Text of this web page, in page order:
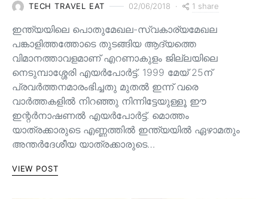
TECH TRAVEL EAT 02/06/2018 1 share
ഇന്ത്യയിലെ പൊതുമേഖല-സ്വകാര്യമേഖല
പങ്കാളിത്തത്തോടെ തുടങ്ങിയ ആദ്യത്തെ
വിമാനത്താവളമാണ് എറണാകുളം ജില്ലയിലെ
നെടുമ്പാശ്ശേരി എയർപോർട്ട്. 1999 മേയ് 25ന്
പ്രവർത്തനമാരംഭിച്ചതു മുതൽ ഇന്ന് വരെ
വാർത്തകളിൽ നിറഞ്ഞു നിന്നിട്ടേയുള്ളൂ ഈ
ഇന്റർനാഷണൽ എയർപോർട്ട്. മൊത്തം
യാത്രക്കാരുടെ എണ്ണത്തിൽ ഇന്ത്യയിൽ ഏഴാമതും
അന്തർദേശീയ യാത്രക്കാരുടെ…
VIEW POST